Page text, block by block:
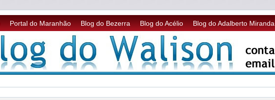
Portal do Maranhão Blog do Bezerra Blog do Acélio Blog do Adalberto Miranda